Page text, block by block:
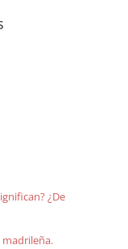
¿De
madrileña.